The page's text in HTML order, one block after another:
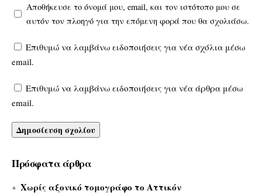
Αποθήκευσε το όνομά μου, email, και τον ιστότοπο μου σε
αυτόν τον πλοηγό για την επόμενη φορά που θα σχολιάσω.
Επιθυμώ να λαμβάνω ειδοποιήσεις για νέα σχόλια μέσω
email.
Επιθυμώ να λαμβάνω ειδοποιήσεις για νέα άρθρα μέσω
email.
Πρόσφατα άρθρα
Χωρίς αξονικό τομογράφο το Αττικόν